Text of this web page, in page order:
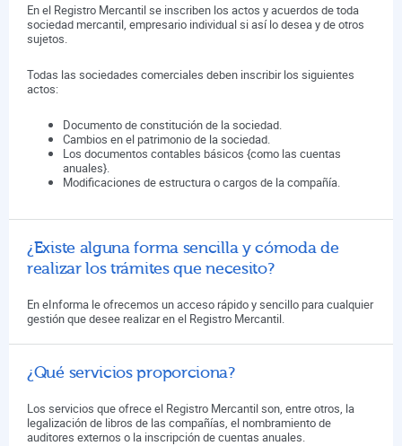
En el Registro Mercantil se inscriben los actos y acuerdos de toda
sociedad mercantil, empresario individual si así lo desea y de otros
sujetos.
Todas las sociedades comerciales deben inscribir los siguientes
actos:
Documento de constitución de la sociedad.
Cambios en el patrimonio de la sociedad.
Los documentos contables básicos {como las cuentas
anuales}.
Modificaciones de estructura o cargos de la compañía.
¿Existe alguna forma sencilla y cómoda de
realizar los trámites que necesito?
En eInforma le ofrecemos un acceso rápido y sencillo para cualquier
gestión que desee realizar en el Registro Mercantil.
¿Qué servicios proporciona?
Los servicios que ofrece el Registro Mercantil son, entre otros, la
legalización de libros de las compañías, el nombramiento de
auditores externos o la inscripción de cuentas anuales.